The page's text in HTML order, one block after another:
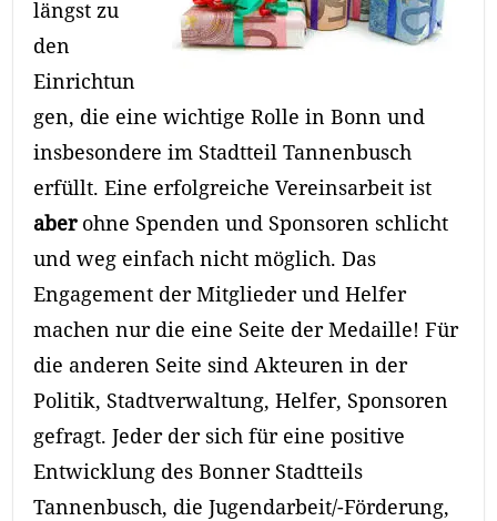
längst zu
den
Einrichtun
gen, die eine wichtige Rolle in Bonn und
insbesondere im Stadtteil Tannenbusch
erfüllt. Eine erfolgreiche Vereinsarbeit ist
aberohne Spenden und Sponsoren schlicht
und weg einfach nicht möglich. Das
Engagement der Mitglieder und Helfer
machen nur die eine Seite der Medaille! Für
die anderen Seite sind Akteuren in der
Politik, Stadtverwaltung, Helfer, Sponsoren
gefragt. Jeder der sich für eine positive
Entwicklung des Bonner Stadtteils
Tannenbusch, die Jugendarbeit/-Förderung,